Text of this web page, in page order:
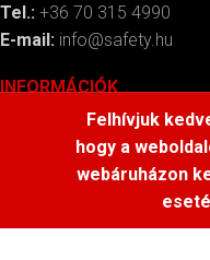
Felhívjuk
hogy a
webáruházon
Tel.: +36 70 315 4990
E-mail: info@safety.hu
INFORMÁCIÓK
Általános szerződési